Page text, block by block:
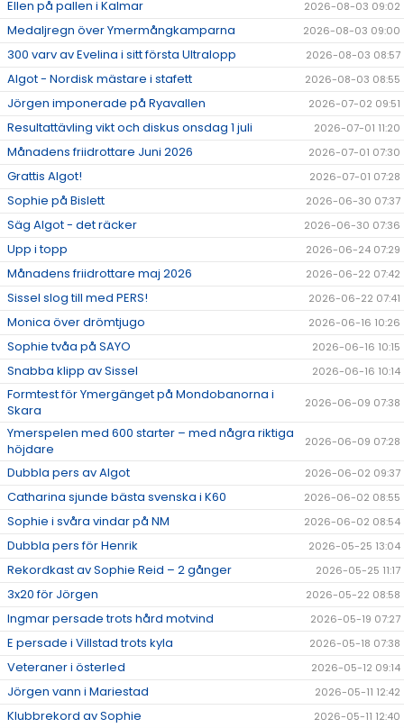
Ellen på pallen i Kalmar 2026-08-03 09:02
Medaljregn över Ymermångkamparna 2026-08-03 09:00
300 varv av Evelina i sitt första Ultralopp 2026-08-03 08:57
Algot - Nordisk mästare i stafett 2026-08-03 08:55
Jörgen imponerade på Ryavallen 2026-07-02 09:51
Resultattävling vikt och diskus onsdag 1 juli 2026-07-01 11:20
Månadens friidrottare Juni 2026 2026-07-01 07:30
Grattis Algot! 2026-07-01 07:28
Sophie på Bislett 2026-06-30 07:37
Säg Algot - det räcker 2026-06-30 07:36
Upp i topp 2026-06-24 07:29
Månadens friidrottare maj 2026 2026-06-22 07:42
Sissel slog till med PERS! 2026-06-22 07:41
Monica över drömtjugo 2026-06-16 10:26
Sophie tvåa på SAYO 2026-06-16 10:15
Snabba klipp av Sissel 2026-06-16 10:14
Formtest för Ymergänget på Mondobanorna i
Skara
2026-06-09 07:38
Ymerspelen med 600 starter – med några riktiga
höjdare
2026-06-09 07:28
Dubbla pers av Algot 2026-06-02 09:37
Catharina sjunde bästa svenska i K60 2026-06-02 08:55
Sophie i svåra vindar på NM 2026-06-02 08:54
Dubbla pers för Henrik 2026-05-25 13:04
Rekordkast av Sophie Reid – 2 gånger 2026-05-25 11:17
3x20 för Jörgen 2026-05-22 08:58
Ingmar persade trots hård motvind 2026-05-19 07:27
E persade i Villstad trots kyla 2026-05-18 07:38
Veteraner i österled 2026-05-12 09:14
Jörgen vann i Mariestad 2026-05-11 12:42
Klubbrekord av Sophie 2026-05-11 12:40